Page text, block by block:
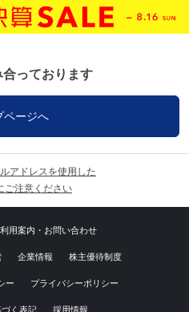
っております
ページへ
アドレスを使用した
ご注意ください
利用案内・お問い合わせ
企業情報 株主優待制度
ー プライバシーポリシー
く表記 採用情報